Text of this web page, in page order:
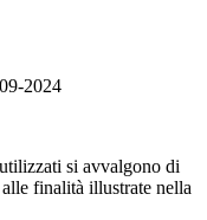
2024
si avvalgono di
finalità illustrate nella